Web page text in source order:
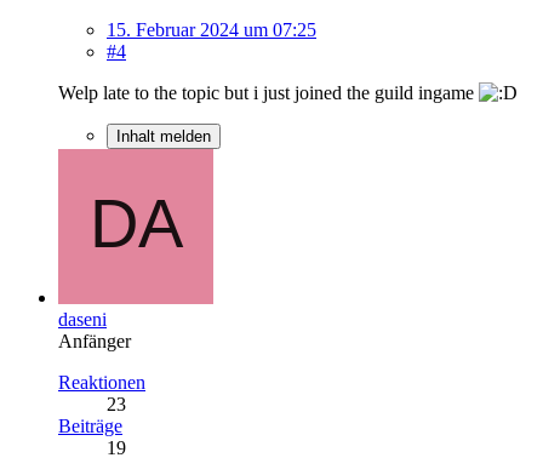
15. Februar 2024 um 07:25
#4
Welp late to the topic but i just joined the guild ingame
Inhalt melden
daseni
Anfänger
Reaktionen
23
Beiträge
19